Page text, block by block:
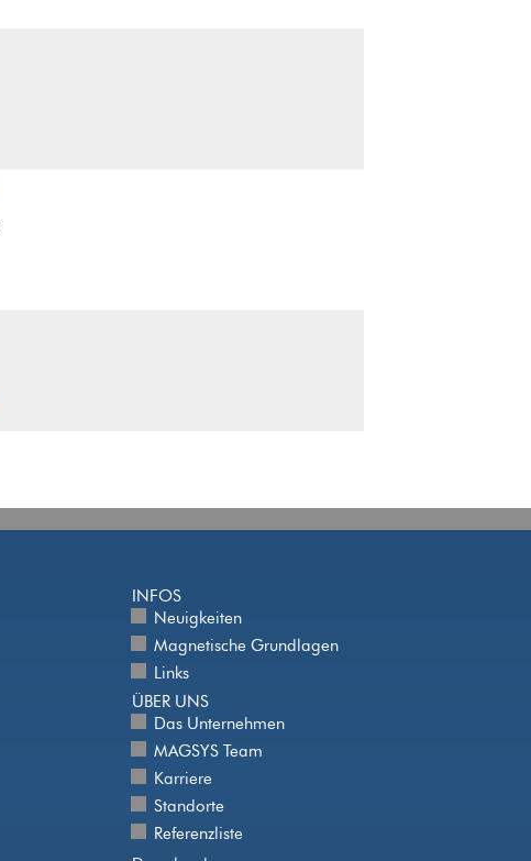
INFOS
Neuigkeiten
Magnetische Grundlagen
Links
ÜBER UNS
Das Unternehmen
MAGSYS Team
Karriere
Standorte
Referenzliste